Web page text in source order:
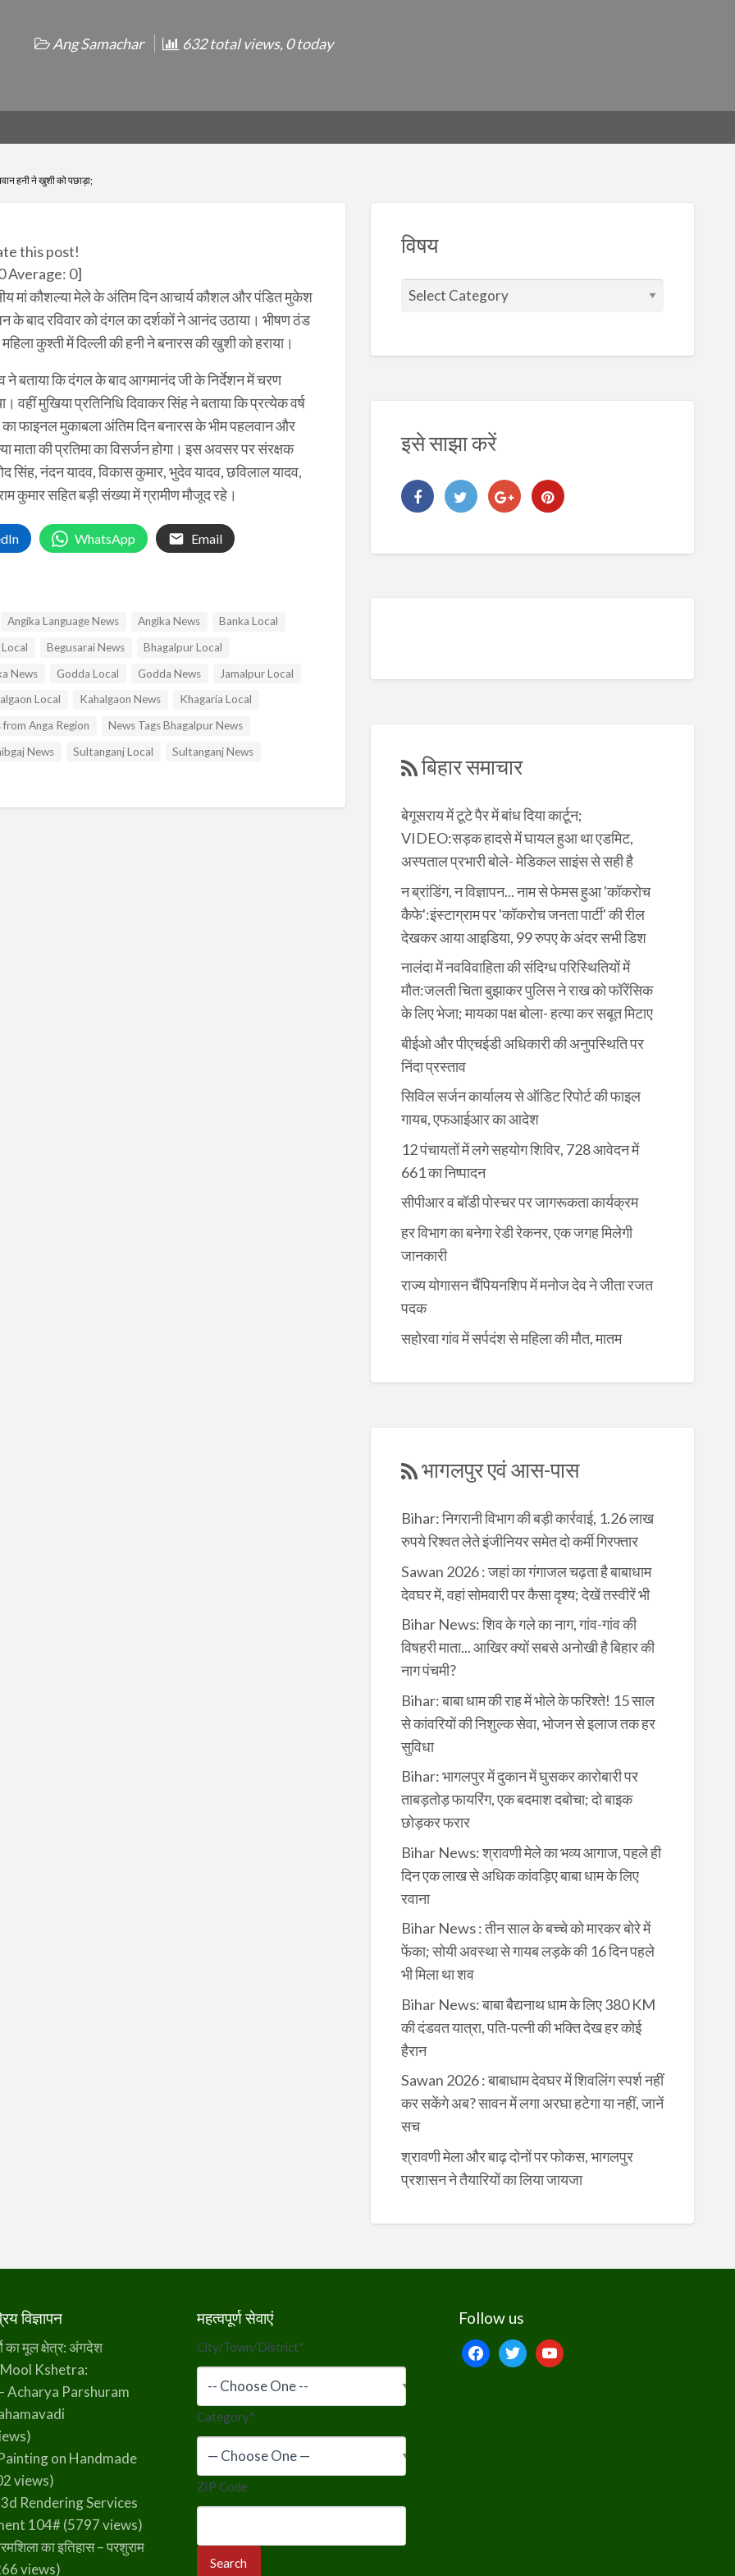
Ang Samachar 632 total views, 0 today
हनी ने खुशी को पछाड़ा;
this post!
Average: 0]
मां कौशल्या मेले के अंतिम दिन आचार्य कौशल और पंडित मुकेश
के बाद रविवार को दंगल का दर्शकों ने आनंद उठाया। भीषण ठंड
कुश्ती में दिल्ली की हनी ने बनारस की खुशी को हराया।
बताया कि दंगल के बाद आगमानंद जी के निर्देशन में चरण
मुखिया प्रतिनिधि दिवाकर सिंह ने बताया कि प्रत्येक वर्ष
फाइनल मुकाबला अंतिम दिन बनारस के भीम पहलवान और
माता की प्रतिमा का विसर्जन होगा। इस अवसर पर संरक्षक
सिंह, नंदन यादव, विकास कुमार, भुदेव यादव, छविलाल यादव,
कुमार सहित बड़ी संख्या में ग्रामीण मौजूद रहे।
WhatsApp Email
Angika Language News Angika News
Banka Local
Begusarai News
Bhagalpur Local
News Godda Local Godda News
Jamalpur Local
Local Kahalgaon News
Khagaria Local
from Anga Region
News Tags Bhagalpur News
News Sultanganj Local Sultanganj News
विषय
इसे साझा करें
बिहार समाचार
बेगूसराय में टूटे पैर में बांध दिया कार्टून;
VIDEO:सड़क हादसे में घायल हुआ था एडमिट,
अस्पताल प्रभारी बोले- मेडिकल साइंस से सही है
न ब्रांडिंग, न विज्ञापन... नाम से फेमस हुआ 'कॉकरोच
कैफे':इंस्टाग्राम पर 'कॉकरोच जनता पार्टी' की रील
देखकर आया आइडिया, 99 रुपए के अंदर सभी डिश
नालंदा में नवविवाहिता की संदिग्ध परिस्थितियों में
मौत:जलती चिता बुझाकर पुलिस ने राख को फॉरेंसिक
के लिए भेजा; मायका पक्ष बोला- हत्या कर सबूत मिटाए
बीईओ और पीएचईडी अधिकारी की अनुपस्थिति पर
निंदा प्रस्ताव
सिविल सर्जन कार्यालय से ऑडिट रिपोर्ट की फाइल
गायब, एफआईआर का आदेश
12 पंचायतों में लगे सहयोग शिविर, 728 आवेदन में
661 का निष्पादन
सीपीआर व बॉडी पोस्चर पर जागरूकता कार्यक्रम
हर विभाग का बनेगा रेडी रेकनर, एक जगह मिलेगी
जानकारी
राज्य योगासन चैंपियनशिप में मनोज देव ने जीता रजत
पदक
सहोरवा गांव में सर्पदंश से महिला की मौत, मातम
भागलपुर एवं आस-पास
Bihar: निगरानी विभाग की बड़ी कार्रवाई, 1.26 लाख
रुपये रिश्वत लेते इंजीनियर समेत दो कर्मी गिरफ्तार
Sawan 2026 : जहां का गंगाजल चढ़ता है बाबाधाम
देवघर में, वहां सोमवारी पर कैसा दृश्य; देखें तस्वीरें भी
Bihar News: शिव के गले का नाग, गांव-गांव की
विषहरी माता... आखिर क्यों सबसे अनोखी है बिहार की
नाग पंचमी?
Bihar: बाबा धाम की राह में भोले के फरिश्ते! 15 साल
से कांवरियों की निशुल्क सेवा, भोजन से इलाज तक हर
सुविधा
Bihar: भागलपुर में दुकान में घुसकर कारोबारी पर
ताबड़तोड़ फायरिंग, एक बदमाश दबोचा; दो बाइक
छोड़कर फरार
Bihar News: श्रावणी मेले का भव्य आगाज, पहले ही
दिन एक लाख से अधिक कांवड़िए बाबा धाम के लिए
रवाना
Bihar News : तीन साल के बच्चे को मारकर बोरे में
फेंका; सोयी अवस्था से गायब लड़के की 16 दिन पहले
भी मिला था शव
Bihar News: बाबा बैद्यनाथ धाम के लिए 380 KM
की दंडवत यात्रा, पति-पत्नी की भक्ति देख हर कोई
हैरान
Sawan 2026 : बाबाधाम देवघर में शिवलिंग स्पर्श नहीं
कर सकेंगे अब? सावन में लगा अरघा हटेगा या नहीं, जानें
सच
श्रावणी मेला और बाढ़ दोनों पर फोकस, भागलपुर
प्रशासन ने तैयारियों का लिया जायजा
विज्ञापन
का मूल क्षेत्र: अंगदेश
Kshetra:
Acharya Parshuram
on Handmade
views)
Rendering Services
104#(5797 views)
का इतिहास – परशुराम
views)
महत्वपूर्ण सेवाएं
City/Town/District*
Category*
ZIP Code
Follow us
facebooktwitteryoutube